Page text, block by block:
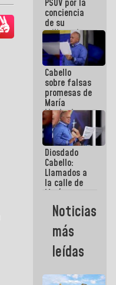
PSUV por la
conciencia
de su
militancia
es la
organización
política más
sólida de
Venezuela
Cabello
sobre falsas
promesas de
María
Machado:
¿Quién le
puede creer?
¿Y la gente
que ella iba
a salvar en
La Guaira?
Diosdado
Cabello:
Llamados a
la calle de
María
Machado se
estrellaron
de frente
contra el
Pueblo
Noticias
más
leídas